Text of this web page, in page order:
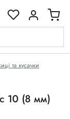
та кусачки
10 (8 мм)